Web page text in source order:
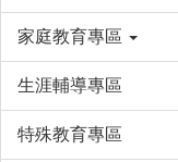
家庭教育專區
生涯輔導專區
特殊教育專區